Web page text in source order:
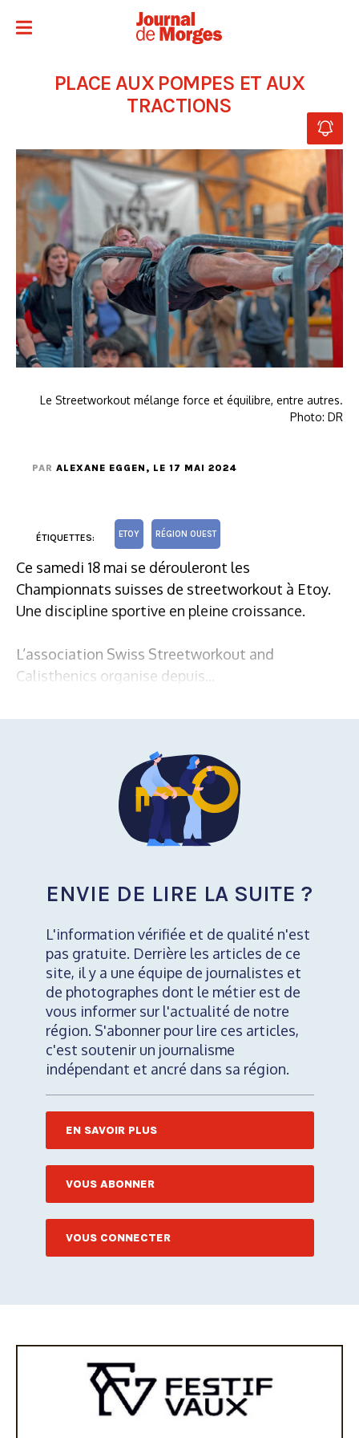
PLACE AUX POMPES ET AUX
TRACTIONS
Le Streetworkout mélange force et équilibre, entre autres.
Photo: DR
PAR ALEXANE EGGEN , LE 17 MAI 2024
ÉTIQUETTES: ETOY RÉGION OUEST
Ce samedi 18 mai se dérouleront les
Championnats suisses de streetworkout à Etoy.
Une discipline sportive en pleine croissance.
L’association Swiss Streetworkout and
Calisthenics organise depuis...
ENVIE DE LIRE LA SUITE ?
L'information vérifiée et de qualité n'est
pas gratuite. Derrière les articles de ce
site, il y a une équipe de journalistes et
de photographes dont le métier est de
vous informer sur l'actualité de notre
région. S'abonner pour lire ces articles,
c'est soutenir un journalisme
indépendant et ancré dans sa région.
EN SAVOIR PLUS
VOUS ABONNER
VOUS CONNECTER